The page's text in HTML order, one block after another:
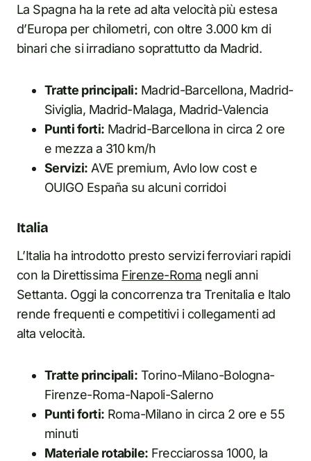
La Spagna ha la rete ad alta velocità più estesa
d’Europa per chilometri, con oltre 3.000 km di
binari che si irradiano soprattutto da Madrid.
Tratte principali: Madrid-Barcellona, Madrid-
Siviglia, Madrid-Malaga, Madrid-Valencia
Punti forti: Madrid-Barcellona in circa 2 ore
e mezza a 310 km/h
Servizi: AVE premium, Avlo low cost e
OUIGO España su alcuni corridoi
Italia
L’Italia ha introdotto presto servizi ferroviari rapidi
con la Direttissima Firenze-Roma negli anni
Settanta. Oggi la concorrenza tra Trenitalia e Italo
rende frequenti e competitivi i collegamenti ad
alta velocità.
Tratte principali: Torino-Milano-Bologna-
Firenze-Roma-Napoli-Salerno
Punti forti: Roma-Milano in circa 2 ore e 55
minuti
Materiale rotabile: Frecciarossa 1000, la